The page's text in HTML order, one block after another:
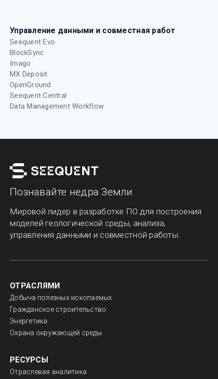
Управление данными и совместная работ
Seequent Evo
BlockSync
Imago
MX Deposit
OpenGround
Seequent Central
Data Management Workflow
Познавайте недра Земли
Мировой лидер в разработке ПО для построения
моделей геологической среды, анализа,
управления данными и совместной работы.
ОТРАСЛЯМИ
Добыча полезных ископаемых
Гражданское строительство
Энергетика
Охрана окружающей среды
РЕСУРСЫ
Отраслевая аналитика